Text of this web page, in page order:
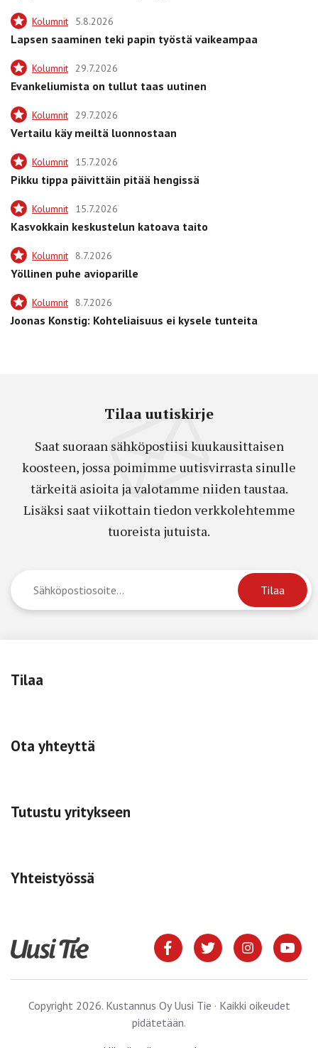
Kolumnit 5.8.2026
Lapsen saaminen teki papin työstä vaikeampaa
Kolumnit 29.7.2026
Evankeliumista on tullut taas uutinen
Kolumnit 29.7.2026
Vertailu käy meiltä luonnostaan
Kolumnit 15.7.2026
Pikku tippa päivittäin pitää hengissä
Kolumnit 15.7.2026
Kasvokkain keskustelun katoava taito
Kolumnit 8.7.2026
Yöllinen puhe avioparille
Kolumnit 8.7.2026
Joonas Konstig: Kohteliaisuus ei kysele tunteita
Tilaa uutiskirje
Saat suoraan sähköpostiisi kuukausittaisen
koosteen, jossa poimimme uutisvirrasta sinulle
tärkeitä asioita ja valotamme niiden taustaa.
Lisäksi saat viikottain tiedon verkkolehtemme
tuoreista jutuista.
Tilaa
Ota yhteyttä
Tutustu yritykseen
Yhteistyössä
Copyright 2026. Kustannus Oy Uusi Tie · Kaikki oikeudet
pidätetään.